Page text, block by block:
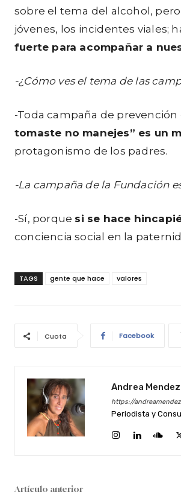
sobre el tema del alcohol,
jóvenes, los incidentes viales;
fuerte para acompañar a
-¿Cómo ves el tema de las
-Toda campaña de
tomaste no manejes” es un
protagonismo de los padres.
-La campaña de la Fundación
-Sí, porque si se hace
conciencia social en la
TAGS gente que hace valores
Cuota Facebook
Andrea
https://
Periodista y
Artículo anterior